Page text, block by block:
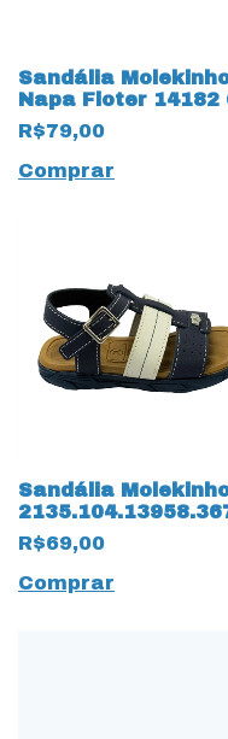
Sandália
Napa Floter 14182
R$79,00
Comprar
Sandália
14181 Napa Floter
R$69,00
Comprar